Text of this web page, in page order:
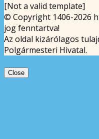
[Not a valid template]
© Copyright 1406-2026
jog fenntartva!
Az oldal kizárólagos
Polgármesteri Hivatal.
Close